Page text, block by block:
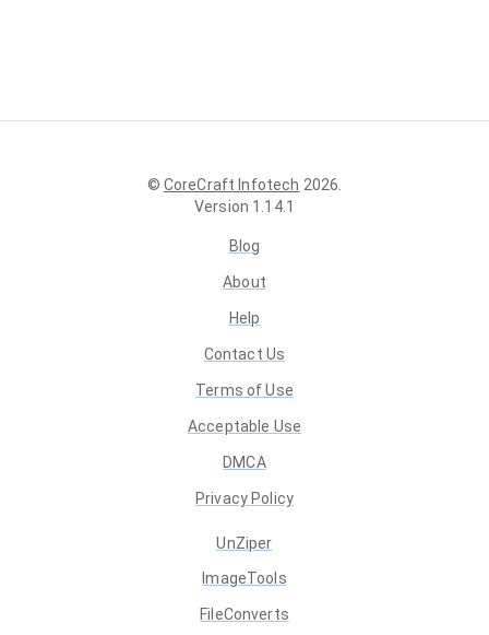
© CoreCraft Infotech 2026.
Version 1.14.1
Blog
About
Help
Contact Us
Terms of Use
Acceptable Use
DMCA
Privacy Policy
UnZiper
ImageTools
FileConverts